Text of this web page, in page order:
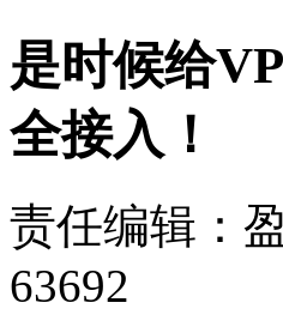
是时候给
全接入！
责任编辑：
63692